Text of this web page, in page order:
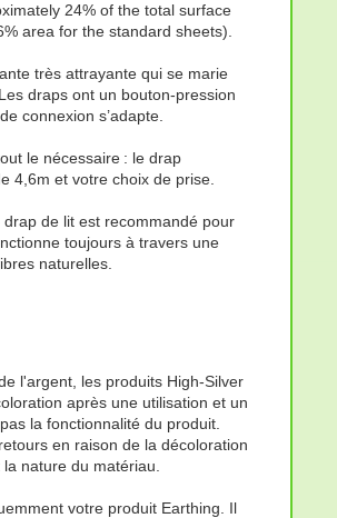
24% of the total surface
area for the standard sheets).
très attrayante qui se marie
draps ont un bouton-pression
connexion s’adapte.
le nécessaire : le drap
4,6m et votre choix de prise.
de lit est recommandé pour
toujours à travers une
naturelles.
l'argent, les produits High-Silver
après une utilisation et un
la fonctionnalité du produit.
en raison de la décoloration
nature du matériau.
votre produit Earthing. Il